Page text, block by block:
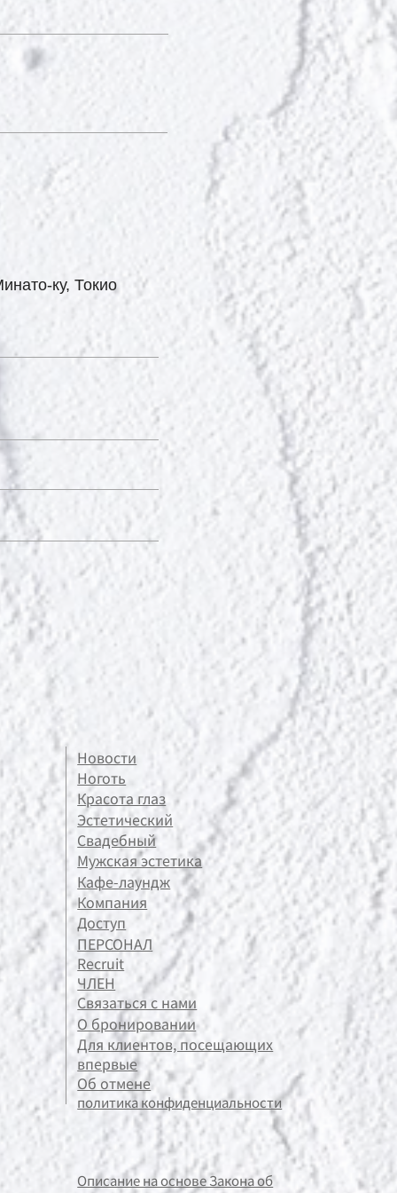
ку, Токио
Новости
Ноготь
Красота глаз
Эстетический
Свадебный
Мужская эстетика
Кафе-лаундж
Компания
Доступ
ПЕРСОНАЛ
Recruit
ЧЛЕН
Связаться с нами
О бронировании
Для клиентов, посещающих
впервые
Об отмене
политика конфиденциальности
Описание на основе Закона об